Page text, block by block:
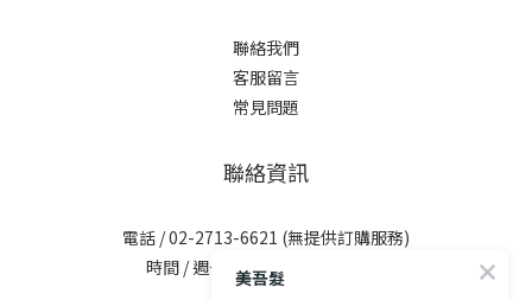
聯絡我們
客服留言
常見問題
聯絡資訊
電話 / 02-2713-6621 (無提供訂購服務)
時間 / 週一至週五 09:30-12:00；
美吾髮